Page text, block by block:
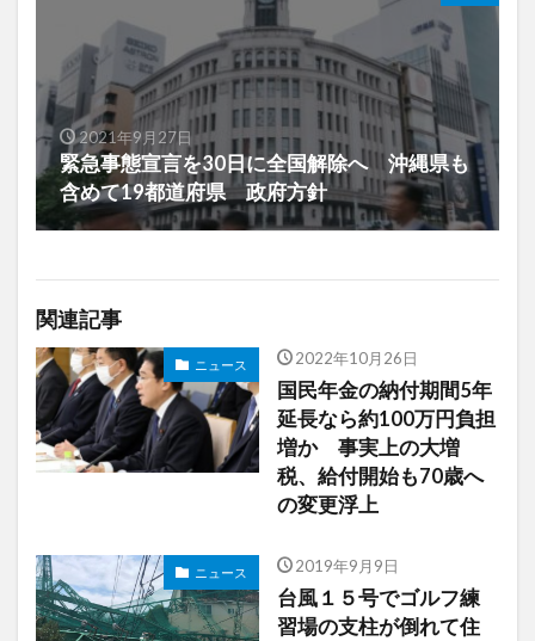
2021年9月27日
緊急事態宣言を30日に全国解除へ 沖縄県も
含めて19都道府県 政府方針
関連記事
ニュース 2022年10月26日
国民年金の納付期間5年
延長なら約100万円負担
増か 事実上の大増
税、給付開始も70歳へ
の変更浮上
ニュース 2019年9月9日
台風１５号でゴルフ練
習場の支柱が倒れて住